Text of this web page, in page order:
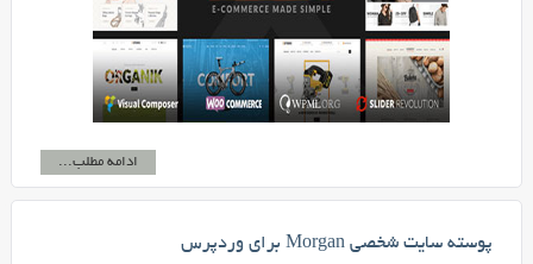
ادامه مطلب...
پوسته سایت شخصی Morgan برای وردپرس